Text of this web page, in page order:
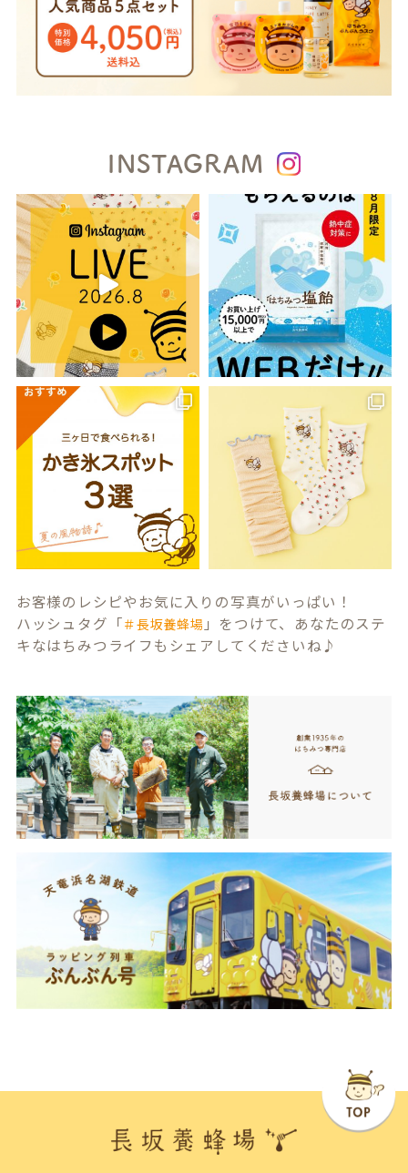
INSTAGRAM
お客様のレシピやお気に入りの写真がいっぱい！
ハッシュタグ「＃長坂養蜂場 」をつけて、あなたのステ
キなはちみつライフもシェアしてくださいね♪